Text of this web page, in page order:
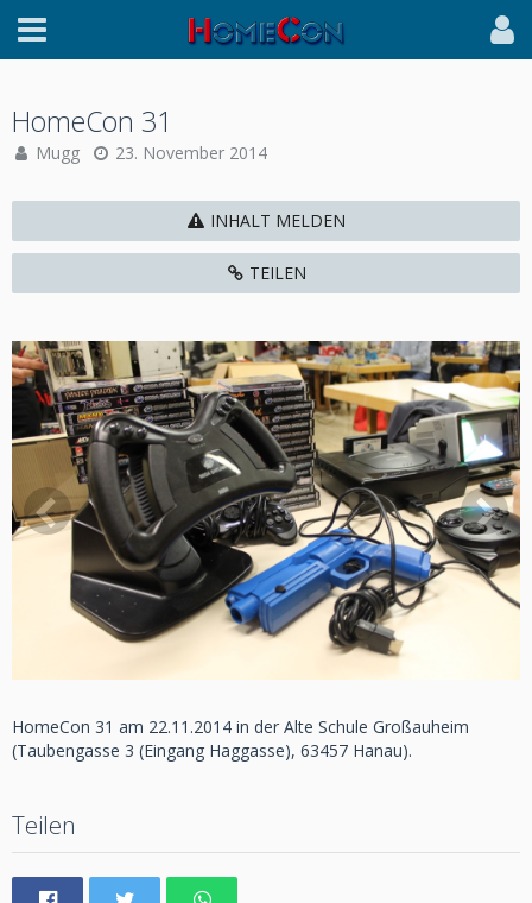
HomeCon 31
Mugg 23. November 2014
INHALT MELDEN
TEILEN
HomeCon 31 am 22.11.2014 in der Alte Schule Großauheim
(Taubengasse 3 (Eingang Haggasse), 63457 Hanau).
Teilen